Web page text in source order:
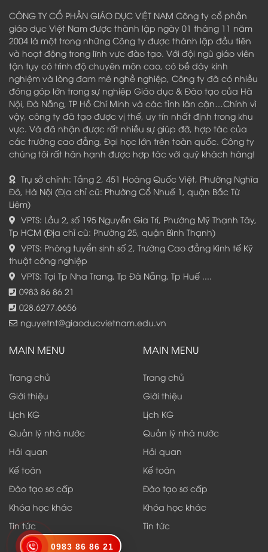
CÔNG TY CỔ PHẦN GIÁO DỤC VIỆT NAM Công ty cổ phần
giáo dục Việt Nam được thành lập ngày 01 tháng 11 năm
2004 là một trong những Công ty được thành lập đầu tiên
và hoạt động trong lĩnh vực đào tạo. Với đội ngũ giáo viên
tận tụy có trình độ chuyên môn cao, có bề dày kinh
nghiệm và lòng đam mê nghề nghiệp, Công ty đã có nhiều
đóng góp lớn trong sự nghiệp Giáo dục & Đào tạo của Hà
Nội, Đà Nẵng, TP Hồ Chí Minh và các tỉnh lân cận…Chính vì
vậy, công ty đã tạo được vị thế, uy tín nhất định trong khu
vực. Và đã nhận được rất nhiều sự giúp đỡ, hợp tác của
các trường cao đẳng, Đại học lớn trên toàn quốc. Công ty
chúng tôi rất hân hạnh được hợp tác với quý khách hàng!
Trụ sở chính: Tầng 2, 451 Hoàng Quốc Việt, Phường Nghĩa
Đô, Hà Nội (Địa chỉ cũ: Phường Cổ Nhuế 1, quận Bắc Từ
Liêm)
VPTS: Lầu 2, số 195 Nguyễn Gia Trí, Phường Mỹ Thạnh Tây,
Tp HCM (Địa chỉ cũ: Phường 25, quận Bình Thạnh)
VPTS: Phòng tuyển sinh số 2, Trường Cao đẳng Kinh tế Kỹ
thuật công nghiệp
VPTS: Tại Tp Nha Trang, Tp Đà Nẵng, Tp Huế ....
0983 86 86 21
028.6277.6656
nguyetnt@giaoducvietnam.edu.vn
MAIN MENU
Trang chủ
Giới thiệu
Lịch KG
Quản lý nhà nước
Hải quan
Kế toán
Đào tạo sơ cấp
Khóa học khác
Tin tức
MAIN MENU
Trang chủ
Giới thiệu
Lịch KG
Quản lý nhà nước
Hải quan
Kế toán
Đào tạo sơ cấp
Khóa học khác
Tin tức
0983 86 86 21